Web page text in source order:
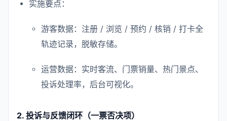
实施要点：
游客数据：注册 / 浏览 / 预约 / 核销 / 打卡全
轨迹记录，脱敏存储。
运营数据：实时客流、门票销量、热门景点、
投诉处理率，后台可视化。
2. 投诉与反馈闭环（一票否决项）